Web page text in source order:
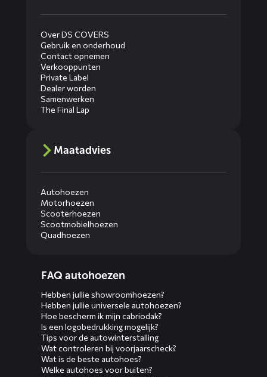
Over DS COVERS
Gebruik en onderhoud
Contact opnemen
Verkooppunten
Private Label
Dealer worden
Samenwerken
The Final Lap
Maatadvies
Autohoezen
Motorhoezen
Scooterhoezen
Scootmobielhoezen
Quadhoezen
menusFAQ autohoezen
Hebben jullie showroomhoezen?
Hebben jullie universele autohoezen?
Hoe bescherm ik mijn cabriodak?
Is een logobedrukking mogelijk?
Tips voor de autowinterstalling
Wat controleren bij voorjaarscheck?
Wat is de beste autohoes?
Welke autohoes voor buiten?